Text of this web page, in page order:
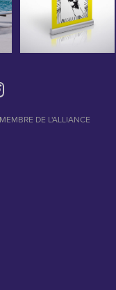
DE L'ALLIANCE